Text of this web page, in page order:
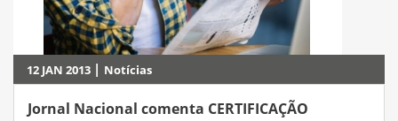
12 JAN 2013 | Notícias
Jornal Nacional comenta CERTIFICAÇÃO